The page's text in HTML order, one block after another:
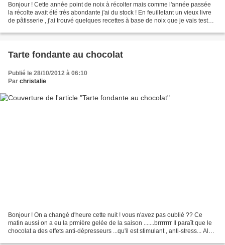
Bonjour ! Cette année point de noix à récolter mais comme l'année passée
la récolte avait été très abondante j'ai du stock ! En feuilletant un vieux livre
de pâtisserie , j'ai trouvé quelques recettes à base de noix que je vais tester
Tarte fondante au chocolat
Publié le 28/10/2012 à 06:10
Par christalie
Bonjour ! On a changé d'heure cette nuit ! vous n'avez pas oublié ?? Ce
matin aussi on a eu la prmière gelée de la saison .......brrrrrrr Il paraît que le
chocolat a des effets anti-dépresseurs ...qu'il est stimulant , anti-stress... Alors